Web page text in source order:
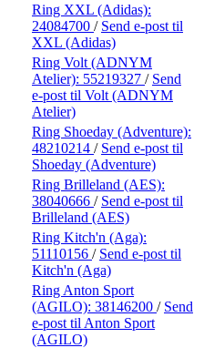
Ring XXL (Adidas):
24084700 / Send e-post til
XXL (Adidas)
Ring Volt (ADNYM
Atelier): 55219327 / Send
e-post til Volt (ADNYM
Atelier)
Ring Shoeday (Adventure):
48210214 / Send e-post til
Shoeday (Adventure)
Ring Brilleland (AES):
38040666 / Send e-post til
Brilleland (AES)
Ring Kitch'n (Aga):
51110156 / Send e-post til
Kitch'n (Aga)
Ring Anton Sport
(AGILO): 38146200 / Send
e-post til Anton Sport
(AGILO)